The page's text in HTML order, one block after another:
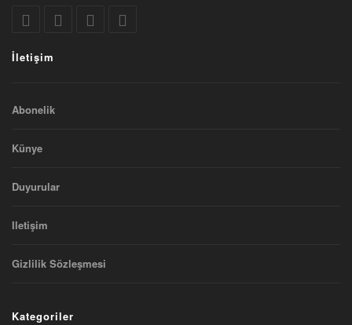
İletişim
Abonelik
Künye
Duyurular
Iletişim
Gizlilik Sözleşmesi
Kategoriler